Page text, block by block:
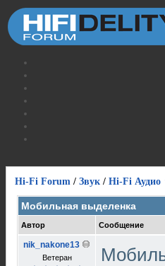
Hi-Fi Forum / Звук / Hi-Fi Аудио
Мобильная выделенка
Автор Сообщение
nik_nakone13
Ветеран